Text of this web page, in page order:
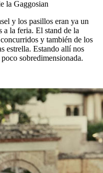
la Gaggosian
y los pasillos eran ya un
a la feria. El stand de la
y también de los
estrella. Estando allí nos
sobredimensionada.